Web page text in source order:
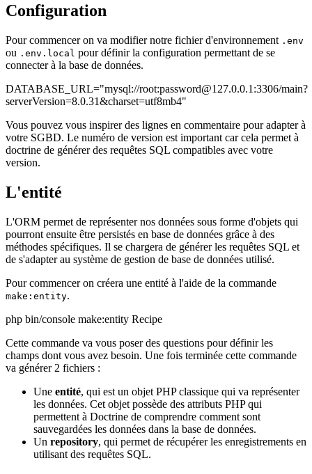
Configuration
Pour commencer on va modifier notre fichier d'environnement .env
ou .env.local pour définir la configuration permettant de se
connecter à la base de données.
DATABASE_URL="mysql://root:password@127.0.0.1:3306/main?
serverVersion=8.0.31&charset=utf8mb4"
Vous pouvez vous inspirer des lignes en commentaire pour adapter à
votre SGBD. Le numéro de version est important car cela permet à
doctrine de générer des requêtes SQL compatibles avec votre
version.
L'entité
L'ORM permet de représenter nos données sous forme d'objets qui
pourront ensuite être persistés en base de données grâce à des
méthodes spécifiques. Il se chargera de générer les requêtes SQL et
de s'adapter au système de gestion de base de données utilisé.
Pour commencer on créera une entité à l'aide de la commande
make:entity.
php bin/console make:entity Recipe
Cette commande va vous poser des questions pour définir les
champs dont vous avez besoin. Une fois terminée cette commande
va générer 2 fichiers :
Une entité, qui est un objet PHP classique qui va représenter
les données. Cet objet possède des attributs PHP qui
permettent à Doctrine de comprendre comment sont
sauvegardées les données dans la base de données.
Un repository, qui permet de récupérer les enregistrements en
utilisant des requêtes SQL.